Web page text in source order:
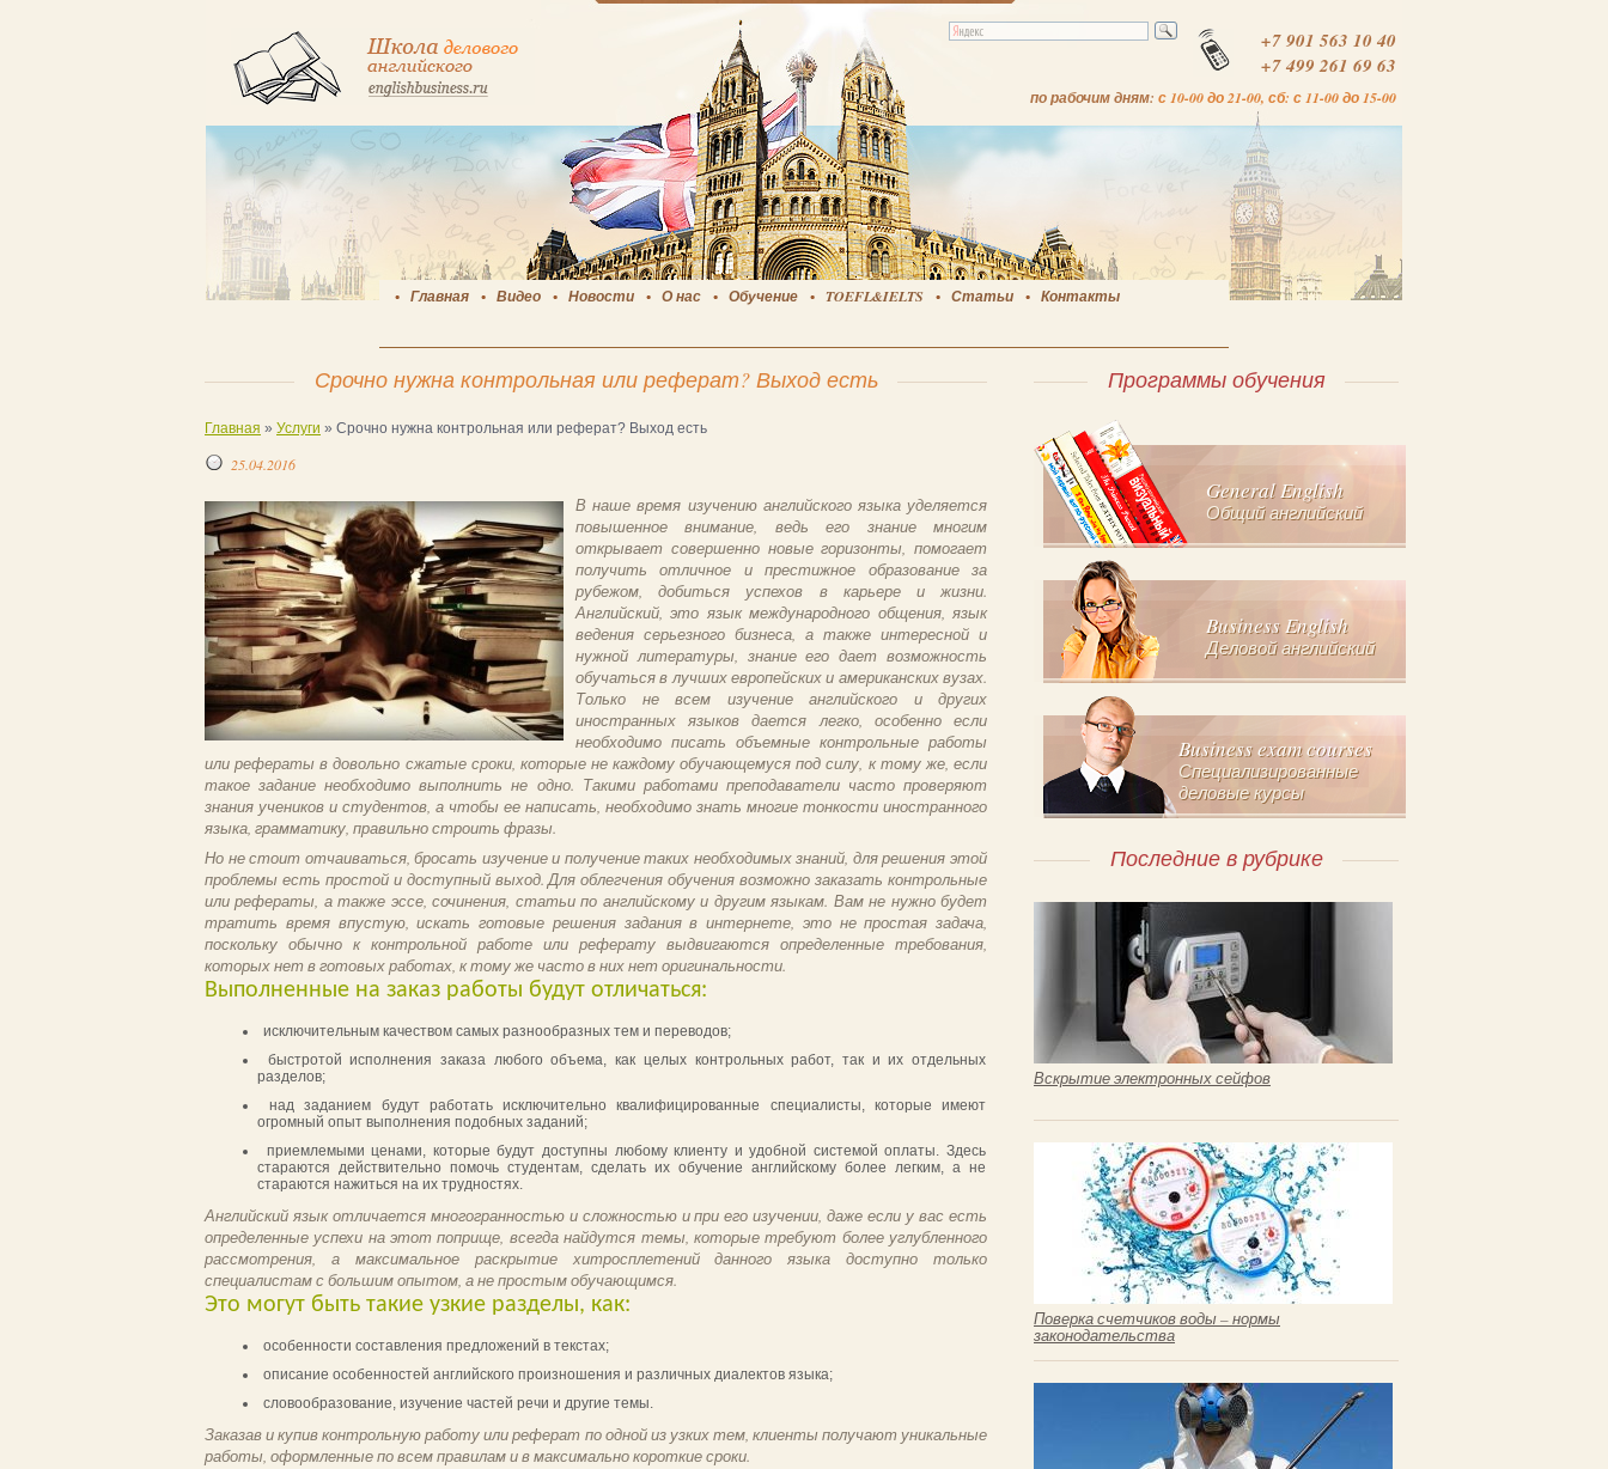
+7 901 563 10 40
+7 499 261 69 63
по рабочим дням: с 10-00 до 21-00, сб: с 11-00 до 15-00
Главная Видео Новости О нас Обучение TOEFL&IELTS Статьи Контакты
Программы обучения
General English
Общий английский
Business English
Деловой английский
Business exam courses
Специализированные
деловые курсы
Последние в рубрике
Вскрытие электронных сейфов
Поверка счетчиков воды – нормы
законодательства
Срочно нужна контрольная или реферат? Выход есть
Главная » Услуги » Срочно нужна контрольная или реферат? Выход есть
25.04.2016
В наше время изучению английского языка уделяется
повышенное внимание, ведь его знание многим
открывает совершенно новые горизонты, помогает
получить отличное и престижное образование за
рубежом, добиться успехов в карьере и жизни.
Английский, это язык международного общения, язык
ведения серьезного бизнеса, а также интересной и
нужной литературы, знание его дает возможность
обучаться в лучших европейских и американских вузах.
Только не всем изучение английского и других
иностранных языков дается легко, особенно если
необходимо писать объемные контрольные работы
или рефераты в довольно сжатые сроки, которые не каждому обучающемуся под силу, к тому же, если
такое задание необходимо выполнить не одно. Такими работами преподаватели часто проверяют
знания учеников и студентов, а чтобы ее написать, необходимо знать многие тонкости иностранного
языка, грамматику, правильно строить фразы.
Но не стоит отчаиваться, бросать изучение и получение таких необходимых знаний, для решения этой
проблемы есть простой и доступный выход. Для облегчения обучения возможно заказать контрольные
или рефераты, а также эссе, сочинения, статьи по английскому и другим языкам. Вам не нужно будет
тратить время впустую, искать готовые решения задания в интернете, это не простая задача,
поскольку обычно к контрольной работе или реферату выдвигаются определенные требования,
которых нет в готовых работах, к тому же часто в них нет оригинальности.
Выполненные на заказ работы будут отличаться:
исключительным качеством самых разнообразных тем и переводов;
быстротой исполнения заказа любого объема, как целых контрольных работ, так и их отдельных
разделов;
над заданием будут работать исключительно квалифицированные специалисты, которые имеют
огромный опыт выполнения подобных заданий;
приемлемыми ценами, которые будут доступны любому клиенту и удобной системой оплаты. Здесь
стараются действительно помочь студентам, сделать их обучение английскому более легким, а не
стараются нажиться на их трудностях.
Английский язык отличается многогранностью и сложностью и при его изучении, даже если у вас есть
определенные успехи на этот поприще, всегда найдутся темы, которые требуют более углубленного
рассмотрения, а максимальное раскрытие хитросплетений данного языка доступно только
специалистам с большим опытом, а не простым обучающимся.
Это могут быть такие узкие разделы, как:
особенности составления предложений в текстах;
описание особенностей английского произношения и различных диалектов языка;
словообразование, изучение частей речи и другие темы.
Заказав и купив контрольную работу или реферат по одной из узких тем, клиенты получают уникальные
работы, оформленные по всем правилам и в максимально короткие сроки.